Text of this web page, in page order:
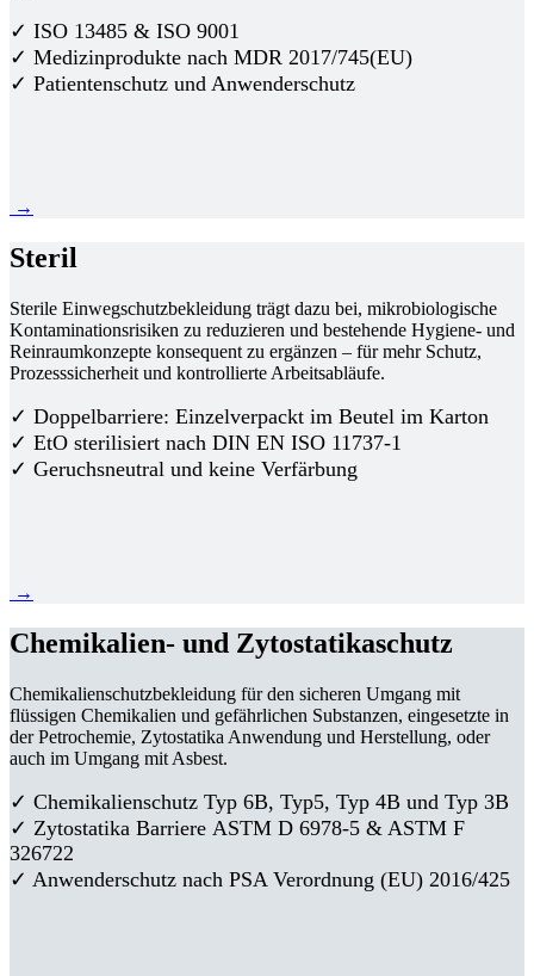
✓ ISO 13485 & ISO 9001
✓ Medizinprodukte nach MDR 2017/745(EU)
✓ Patientenschutz und Anwenderschutz
→
Steril
Sterile Einwegschutzbekleidung trägt dazu bei, mikrobiologische
Kontaminationsrisiken zu reduzieren und bestehende Hygiene- und
Reinraumkonzepte konsequent zu ergänzen – für mehr Schutz,
Prozesssicherheit und kontrollierte Arbeitsabläufe.
✓ Doppelbarriere: Einzelverpackt im Beutel im Karton
✓ EtO sterilisiert nach DIN EN ISO 11737-1
✓ Geruchsneutral und keine Verfärbung
→
Chemikalien- und Zytostatikaschutz
Chemikalienschutzbekleidung für den sicheren Umgang mit
flüssigen Chemikalien und gefährlichen Substanzen, eingesetzte in
der Petrochemie, Zytostatika Anwendung und Herstellung, oder
auch im Umgang mit Asbest.
✓ Chemikalienschutz Typ 6B, Typ5, Typ 4B und Typ 3B
✓ Zytostatika Barriere ASTM D 6978-5 & ASTM F
326722
✓ Anwenderschutz nach PSA Verordnung (EU) 2016/425